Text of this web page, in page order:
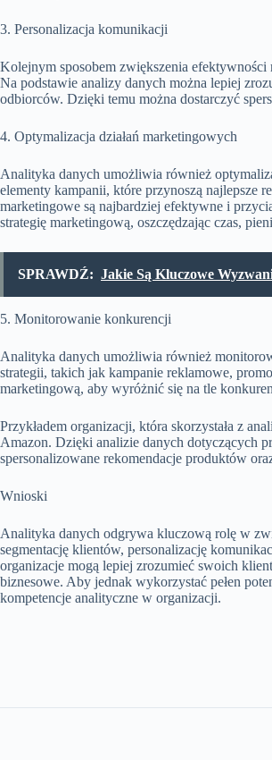
3. Personalizacja komunikacji
Kolejnym sposobem zwiększenia
Na podstawie analizy danych można lepiej
odbiorców. Dzięki temu można dostarczyć
4. Optymalizacja działań marketingowych
Analityka danych umożliwia również
elementy kampanii, które przynoszą najlepsze
marketingowe są najbardziej efektywne i
strategię marketingową, oszczędzając czas,
SPRAWDŹ: Jakie Są Kluczowe
5. Monitorowanie konkurencji
Analityka danych umożliwia również
strategii, takich jak kampanie reklamowe,
marketingową, aby wyróżnić się na tle
Przykładem organizacji, która skorzystała z
Amazon. Dzięki analizie danych dotyczących
spersonalizowane rekomendacje produktów
Wnioski
Analityka danych odgrywa kluczową rolę w
segmentację klientów, personalizację
organizacje mogą lepiej zrozumieć swoich
biznesowe. Aby jednak wykorzystać pełen
kompetencje analityczne w organizacji.